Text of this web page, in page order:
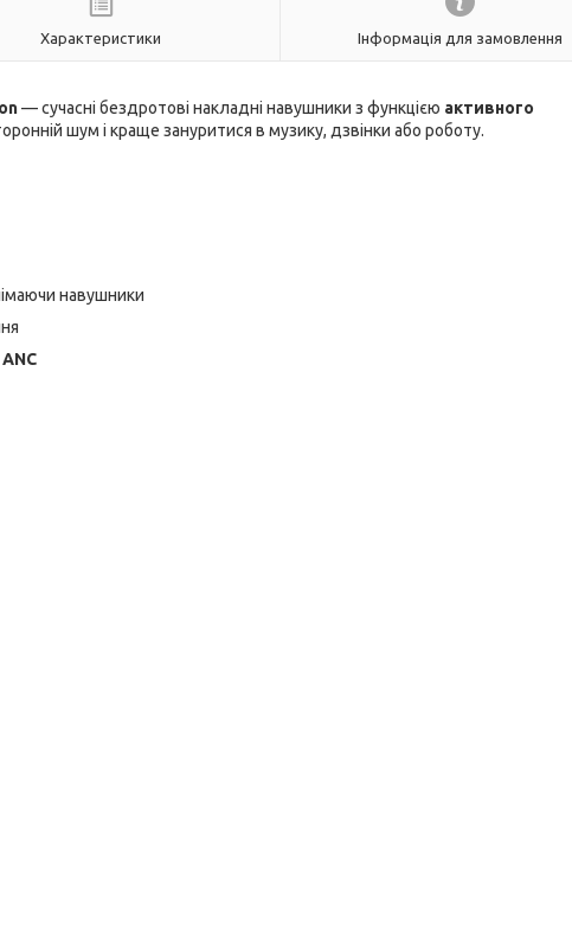
Характеристики Інформація для замовлення
— сучасні бездротові накладні навушники з функцією активного
шум і краще зануритися в музику, дзвінки або роботу.
навушники